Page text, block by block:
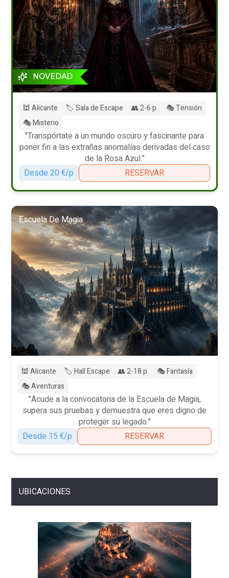
NOVEDAD
🕍 Alicante 🏷️ Sala de Escape 👥 2-6 p.
🎭 Tensión
🎭 Misterio
"Transpórtate a un mundo oscuro y fascinante para
poner fin a las extrañas anomalías derivadas del caso
de la Rosa Azul."
Desde 20 €/p
RESERVAR
Escuela De Magia
🕍 Alicante 🏷️ Hall Escape 👥 2-18 p.
🎭 Fantasía
🎭 Aventuras
"Acude a la convocatoria de la Escuela de Magia,
supera sus pruebas y demuestra que eres digno de
proteger su legado."
Desde 15 €/p
RESERVAR
UBICACIONES